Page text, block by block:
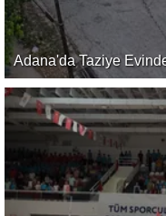
Adana'da Taziye